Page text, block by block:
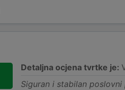
Detaljna ocjena tvrtke je:
Siguran i stabilan